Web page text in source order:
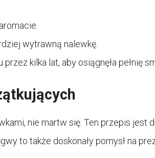
wytrawną nalewkę.
kilka lat, aby osiągnęła pełnię
nie martw się. Ten przepis jest
to także doskonały pomysł na